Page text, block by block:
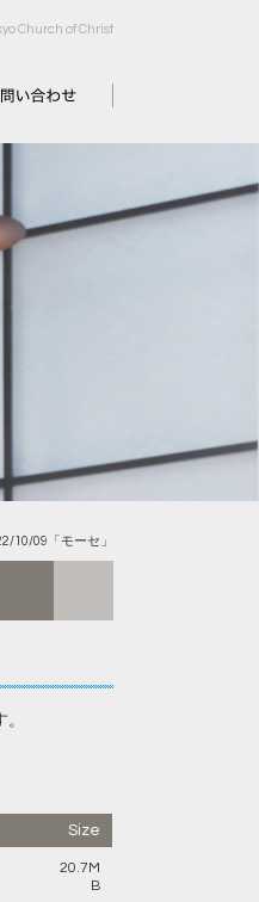
Church of Christ
合わせ
10/09「モーセ」
Size
20.7M
B